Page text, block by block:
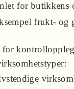
for butikkens
frukt- og
for